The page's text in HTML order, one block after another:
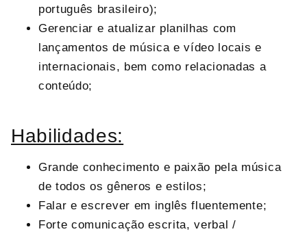
português brasileiro);
Gerenciar e atualizar planilhas com
lançamentos de música e vídeo locais e
internacionais, bem como relacionadas a
conteúdo;
Habilidades:
Grande conhecimento e paixão pela música
de todos os gêneros e estilos;
Falar e escrever em inglês fluentemente;
Forte comunicação escrita, verbal /